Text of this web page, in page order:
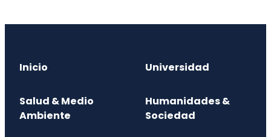
Inicio Universidad
Salud & Medio
Ambiente
Humanidades &
Sociedad